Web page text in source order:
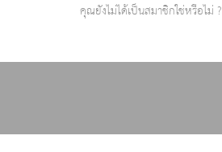
คุณยังไม่ได้เป็นสมาชิกใช่หรือไม่ ?